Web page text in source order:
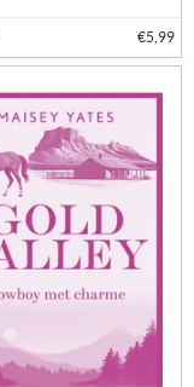
€5,99